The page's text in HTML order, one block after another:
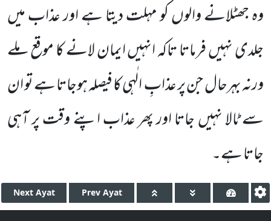
وہ جھٹلانے والوں کو مہلت دیتا ہے اور عذاب میں
جلدی نہیں فرماتا تاکہ انہیں ایمان لانے کا موقع ملے
ورنہ بہرحالجن پر عذابِ الٰہی کا فیصلہ ہوجاتا ہے تو ان
سے ٹالا نہیں جاتا اور پھر عذاب اپنے وقت پر آہی
جاتا ہے۔
Next Ayat Prev Ayat